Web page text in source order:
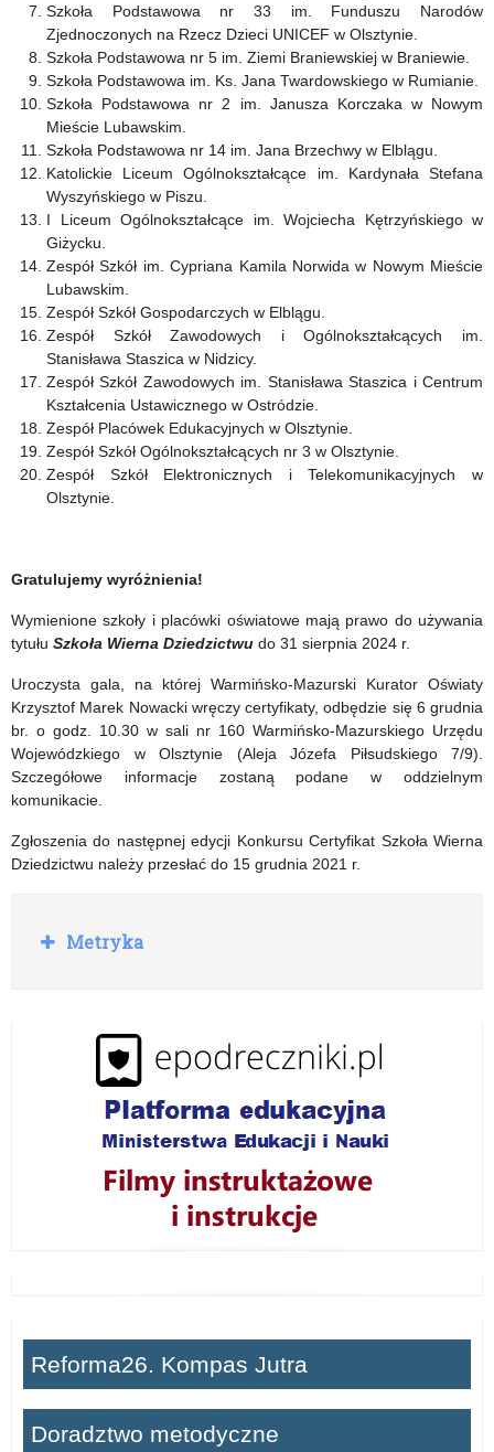
Szkoła Podstawowa nr 33 im. Funduszu Narodów
Zjednoczonych na Rzecz Dzieci UNICEF w Olsztynie.
Szkoła Podstawowa nr 5 im. Ziemi Braniewskiej w Braniewie.
Szkoła Podstawowa im. Ks. Jana Twardowskiego w Rumianie.
Szkoła Podstawowa nr 2 im. Janusza Korczaka w Nowym
Mieście Lubawskim.
Szkoła Podstawowa nr 14 im. Jana Brzechwy w Elblągu.
Katolickie Liceum Ogólnokształcące im. Kardynała Stefana
Wyszyńskiego w Piszu.
I Liceum Ogólnokształcące im. Wojciecha Kętrzyńskiego w
Giżycku.
Zespół Szkół im. Cypriana Kamila Norwida w Nowym Mieście
Lubawskim.
Zespół Szkół Gospodarczych w Elblągu.
Zespół Szkół Zawodowych i Ogólnokształcących im.
Stanisława Staszica w Nidzicy.
Zespół Szkół Zawodowych im. Stanisława Staszica i Centrum
Kształcenia Ustawicznego w Ostródzie.
Zespół Placówek Edukacyjnych w Olsztynie.
Zespół Szkół Ogólnokształcących nr 3 w Olsztynie.
Zespół Szkół Elektronicznych i Telekomunikacyjnych w
Olsztynie.
Gratulujemy wyróżnienia!
Wymienione szkoły i placówki oświatowe mają prawo do używania
tytułu Szkoła Wierna Dziedzictwu do 31 sierpnia 2024 r.
Uroczysta gala, na której Warmińsko-Mazurski Kurator Oświaty
Krzysztof Marek Nowacki wręczy certyfikaty, odbędzie się 6 grudnia
br. o godz. 10.30 w sali nr 160 Warmińsko-Mazurskiego Urzędu
Wojewódzkiego w Olsztynie (Aleja Józefa Piłsudskiego 7/9).
Szczegółowe informacje zostaną podane w oddzielnym
komunikacie.
Zgłoszenia do następnej edycji Konkursu Certyfikat Szkoła Wierna
Dziedzictwu należy przesłać do 15 grudnia 2021 r.
R
o
Metryka
Reforma26. Kompas Jutra
Doradztwo metodyczne